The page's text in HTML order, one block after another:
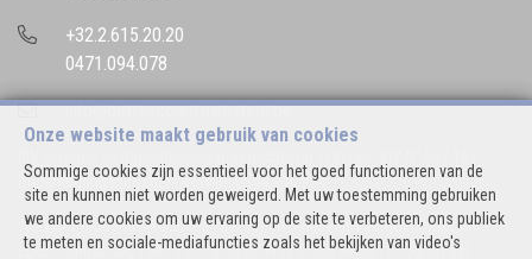
Onze website maakt gebruik van cookies
Sommige cookies zijn essentieel voor het goed functioneren van de
site en kunnen niet worden geweigerd. Met uw toestemming gebruiken
we andere cookies om uw ervaring op de site te verbeteren, ons publiek
te meten en sociale-mediafuncties zoals het bekijken van video's
+32.2.615.20.20
0471.094.078
info@bettencourtrealestate.be
Ondernemingsnummer : BTW BE 0544.346.974
Toezichthoudende Autoriteit : Beroepinstituut van Vastgoedmakelaars
Luxemburgstraat, 16B - 1000 Brussel (+32 2 505 38 50 - info@biv.be) -